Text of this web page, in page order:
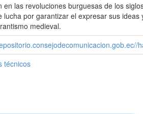
en las revoluciones burguesas de los
lucha por garantizar el expresar sus
medieval.
técnicos